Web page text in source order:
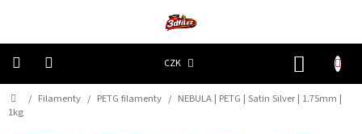
CZK
Tiskárny
Domů
/ Filamenty / PETG filamenty / NEBULA | PETG | Satin Silver | 1.75mm |
1kg